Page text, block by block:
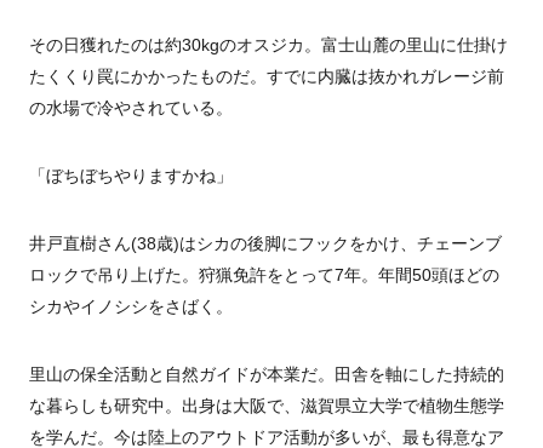
その日獲れたのは約30kgのオスジカ。富士山麓の里山に仕掛け
たくくり罠にかかったものだ。すでに内臓は抜かれガレージ前
の水場で冷やされている。
「ぼちぼちやりますかね」
井戸直樹さん(38歳)はシカの後脚にフックをかけ、チェーンブ
ロックで吊り上げた。狩猟免許をとって7年。年間50頭ほどの
シカやイノシシをさばく。
里山の保全活動と自然ガイドが本業だ。田舎を軸にした持続的
な暮らしも研究中。出身は大阪で、滋賀県立大学で植物生態学
を学んだ。今は陸上のアウトドア活動が多いが、最も得意なア